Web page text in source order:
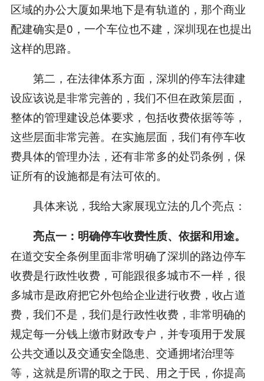
区域的办公大厦如果地下是有轨道的，那个商业
配建确实是0，一个车位也不建，深圳现在也提出
这样的思路。
第二，在法律体系方面，深圳的停车法律建
设应该说是非常完善的，我们不但在政策层面，
整体的管理建设总体要求，包括收费依据等等，
这些层面非常完善。在实施层面，我们有停车收
费具体的管理办法，还有非常多的处罚条例，保
证所有的设施都是有法可依的。
具体来说，我给大家展现立法的几个亮点：
亮点一：明确停车收费性质、依据和用途。
在道交安全条例里面非常明确了深圳的路边停车
收费是行政性收费，可能跟很多城市不一样，很
多城市是政府把它外包给企业进行收费，收占道
费，我们不是，我们是行政性收费，非常明确的
规定每一分钱上缴市财政专户，并专项用于发展
公共交通以及交通安全隐患、交通拥堵治理等
等，这就是所谓的取之于民、用之于民，你提高